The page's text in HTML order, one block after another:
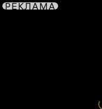
РЕКЛАМА